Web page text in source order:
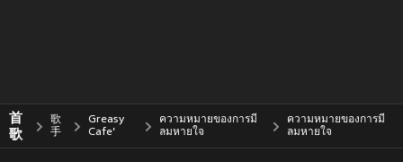
首
歌
歌
手
Greasy
Cafe'
ความหมายของการมี
ลมหายใจ
ความหมายของการมี
ลมหายใจ